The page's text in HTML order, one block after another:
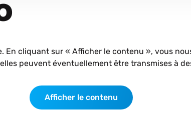
En cliquant sur « Afficher le contenu », vous
peuvent éventuellement être transmises à
Afficher le contenu